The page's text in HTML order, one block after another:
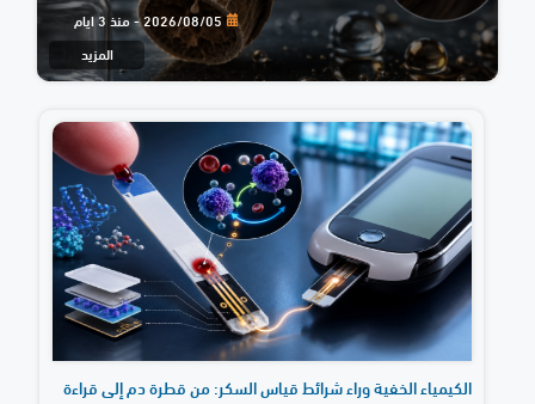
2026/08/05 - منذ 3 ايام
المزيد
الكيمياء الخفية وراء شرائط قياس السكر: من قطرة دم إلى قراءة